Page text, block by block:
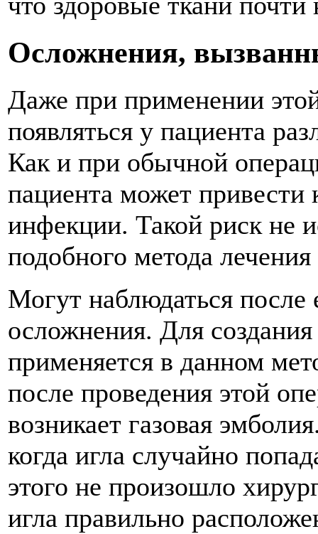
Осложнения,
Даже при применении
появляться у пациента
Как и при обычной
пациента может
инфекции. Такой риск не
подобного метода
Могут наблюдаться после
осложнения. Для
применяется в данном
после проведения этой
возникает газовая
когда игла случайно
этого не произошло
игла правильно